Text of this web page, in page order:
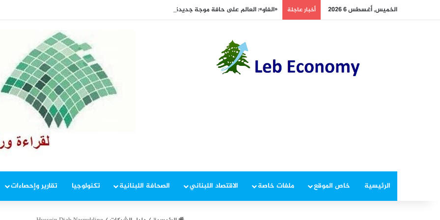
الخميس, أغسطس 6 2026 أخبار عاجلة «الفاو»: العالم على حافة موجة جديدة من ارتفاع أسعار الغذاء
الرئيسية خاص الموقع ملفات خاصة الاقتصاد اللبناني الصحافة اللبنانية تكنولوجيا تقارير وإحصاءات